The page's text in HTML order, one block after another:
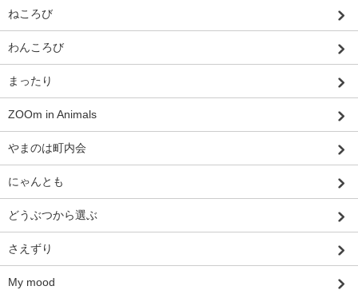
ねころび
わんころび
まったり
ZOOm in Animals
やまのは町内会
にゃんとも
どうぶつから選ぶ
さえずり
My mood